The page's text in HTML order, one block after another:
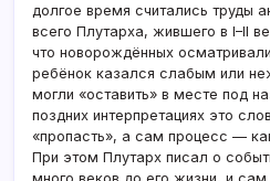
долгое время считались труды
всего Плутарха, жившего в I–II
что новорождённых
ребёнок казался слабым или
могли «оставить» в месте под
поздних интерпретациях это
«пропасть», а сам процесс —
При этом Плутарх писал о